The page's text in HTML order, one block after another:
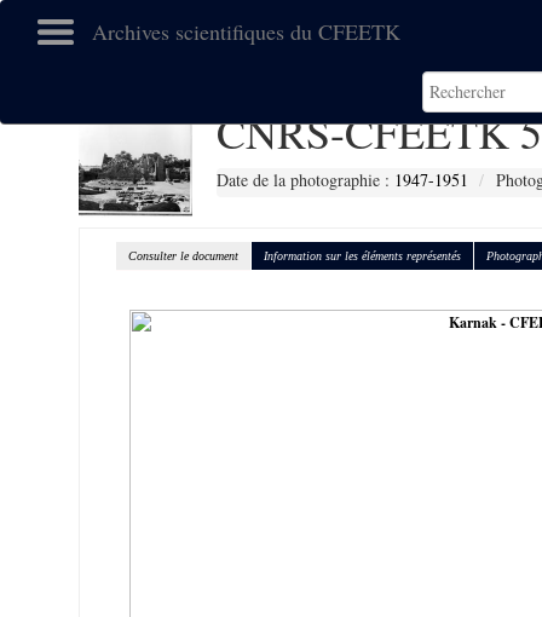
Archives scientifiques du CFEETK
CNRS-CFEETK
Date de la photographie : 1947-1951
Consulter le document Information sur les éléments représentés